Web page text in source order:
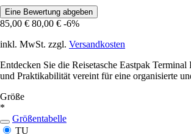
Eine Bewertung abgeben
85,00 € 80,00 € -6%
inkl. MwSt. zzgl. Versandkosten
Entdecken Sie die Reisetasche Eastpak
und Praktikabilität vereint für eine organisierte
Größe
*
Größentabelle
TU